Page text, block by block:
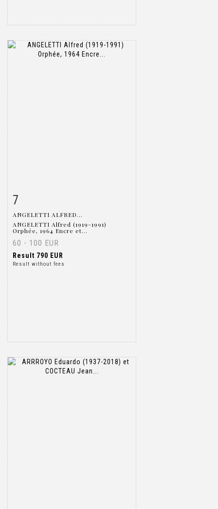
7
ANGELETTI ALFRED...
ANGELETTI Alfred (1919-1991)
Orphée, 1964 Encre et...
60 - 100 EUR
Result 790 EUR
Result without fees